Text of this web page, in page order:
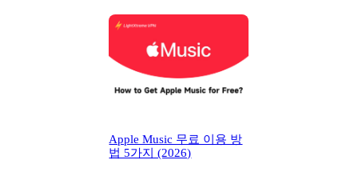
Apple Music 무료 이용 방
법 5가지 (2026)